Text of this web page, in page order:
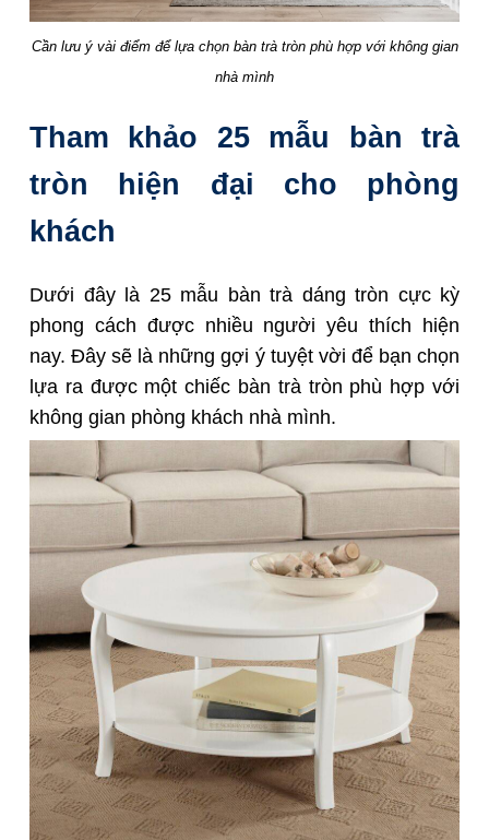
Cần lưu ý vài điểm để lựa chọn bàn trà tròn phù hợp với không gian
nhà mình
Tham khảo 25 mẫu bàn trà
tròn hiện đại cho phòng
khách
Dưới đây là 25 mẫu bàn trà dáng tròn cực kỳ
phong cách được nhiều người yêu thích hiện
nay. Đây sẽ là những gợi ý tuyệt vời để bạn chọn
lựa ra được một chiếc bàn trà tròn phù hợp với
không gian phòng khách nhà mình.